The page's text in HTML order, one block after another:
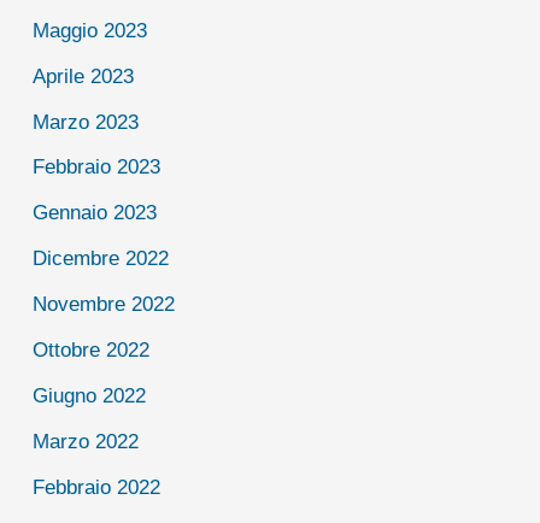
Maggio 2023
Aprile 2023
Marzo 2023
Febbraio 2023
Gennaio 2023
Dicembre 2022
Novembre 2022
Ottobre 2022
Giugno 2022
Marzo 2022
Febbraio 2022